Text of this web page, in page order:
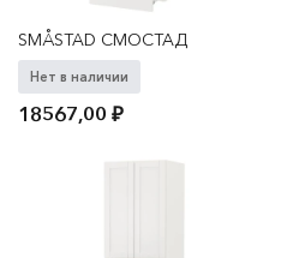
SMÅSTAD СМОСТАД
Нет в наличии
18567,00₽